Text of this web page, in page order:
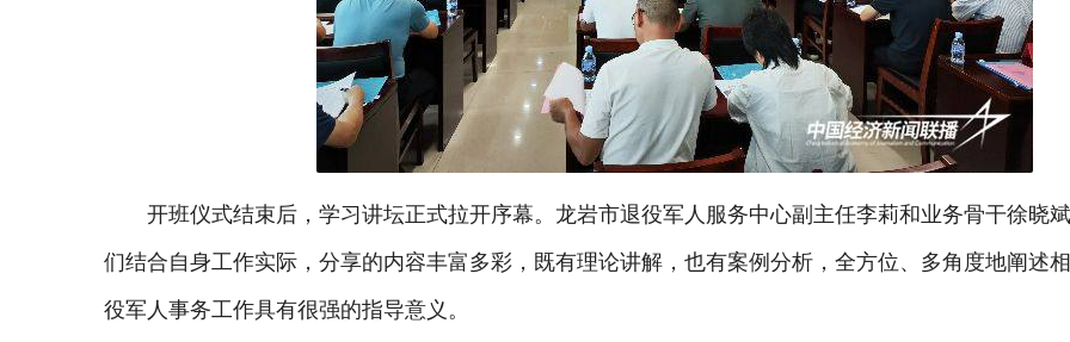
开班仪式结束后，学习讲坛正式拉开序幕。龙岩市退役军人服务中心副主任李莉和业务骨干徐晓
们结合自身工作实际，分享的内容丰富多彩，既有理论讲解，也有案例分析，全方位、多角度地阐述
役军人事务工作具有很强的指导意义。